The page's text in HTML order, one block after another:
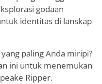
godaan
identitas di lanskap
paling Anda miripi?
ini untuk menemukan
Ripper.